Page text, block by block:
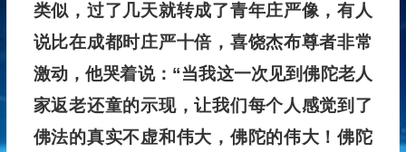
类似，过了几天就转成了青年庄严像，有人
说比在成都时庄严十倍，喜饶杰布尊者非常
激动，他哭着说：“当我这一次见到佛陀老人
家返老还童的示现，让我们每个人感觉到了
佛法的真实不虚和伟大，佛陀的伟大！佛陀